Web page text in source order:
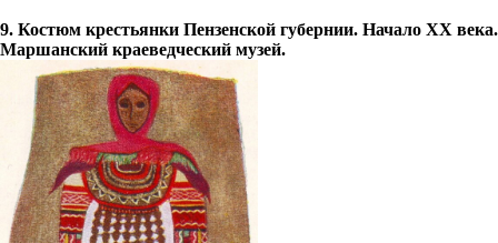
9. Костюм крестьянки Пензенской губернии. Начало ХХ века.
Маршанский краеведческий музей.